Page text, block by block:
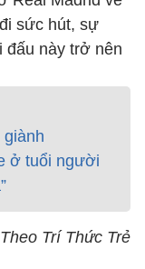
sức hút, sự
đấu này trở nên
giành
ở tuổi người
Theo Trí Thức Trẻ